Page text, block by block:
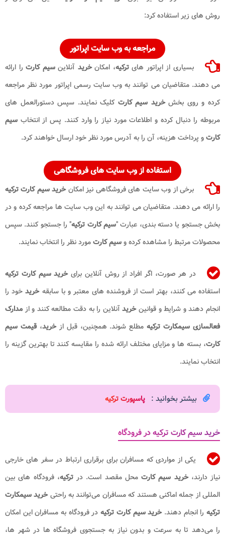
روش های زیر استفاده کرد:
مراجعه به وب سایت اپراتور
بسیاری از اپراتور هایترکیه، امکانخرید آنلاینسیم کارترا ارائه
می دهند. متقاضیان می توانند به وب سایت رسمی اپراتور مورد نظر مراجعه
کرده و روی بخشخرید سیم کارت کلیک نمایند. سپس دستورالعمل های
مربوطه را دنبال کرده و اطلاعات مورد نیاز را وارد کنند. پس از انتخاب سیم
کارتو پرداخت هزینه، آن را به آدرس مورد نظر خود ارسال خواهند کرد.
استفاده از وب سایت های فروشگاهی
برخی از وب سایت های فروشگاهی نیز امکانخرید سیم کارت ترکیه
را ارائه می دهند. متقاضیان می توانند به این وب سایت ها مراجعه کرده و در
بخش جستجو یا دسته بندی، عبارت "سیم کارت ترکیه" را جستجو کنند. سپس
محصولات مرتبط را مشاهده کرده وسیم کارتمورد نظر را انتخاب نمایند.
در هر صورت، اگر افراد از روش آنلاین برایخرید سیم کارت ترکیه
استفاده می کنند، بهتر است از فروشنده های معتبر و با سابقهخرید خود را
انجام دهند و شرایط و قوانینخریدآنلاین را به دقت مطالعه کنند و از مدارک
فعالسازی سیمکارت ترکیهمطلع شوند. همچنین، قبل ازخرید،قیمت سیم
کارت، بسته ها و مزایای مختلف ارائه شده را مقایسه کنند تا بهترین گزینه را
انتخاب نمایند.
بیشتر بخوانید : پاسپورت ترکیه​
خرید سیم کارت ترکیه در فرودگاه
یکی از مواردی که مسافران برای برقراری ارتباط در سفر های خارجی
نیاز دارند،خرید سیم کارت محل مقصد است. درترکیه، فرودگاه‌ های بین
‌المللی از جمله اماکنی هستند که مسافران می‌توانند به راحتیخرید سیمکارت
ترکیه را انجام دهند.خرید سیم کارت ترکیه در فرودگاه به مسافران این امکان
را می‌دهد تا به سرعت و بدون نیاز به جستجوی فروشگاه‌ ها در شهر ها،